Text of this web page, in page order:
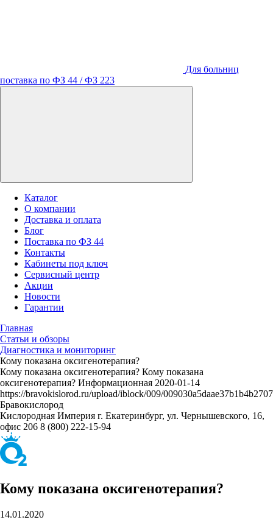
Для больниц
поставка по ФЗ 44 / ФЗ 223
Каталог
О компании
Доставка и оплата
Блог
Поставка по ФЗ 44
Контакты
Кабинеты под ключ
Сервисный центр
Акции
Новости
Гарантии
Главная
Статьи и обзоры
Диагностика и мониторинг
Кому показана оксигенотерапия?
Кому показана оксигенотерапия? Кому показана
оксигенотерапия? Информационная 2020-01-14
https://bravokislorod.ru/upload/iblock/009/
Бравокислород
Кислородная Империя г. Екатеринбург, ул. Чернышевского, 16,
офис 206 8 (800) 222-15-94
Кому показана оксигенотерапия?
14.01.2020